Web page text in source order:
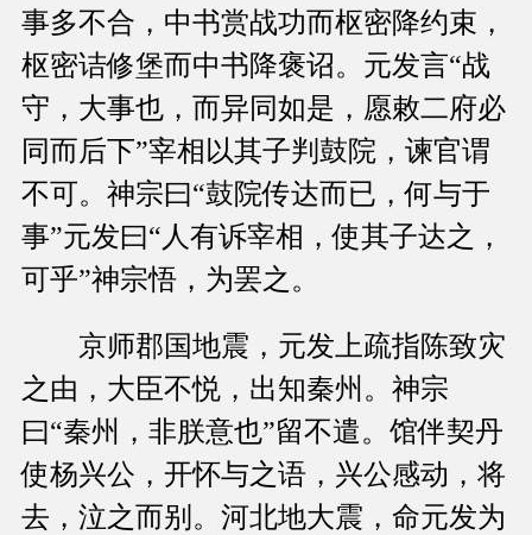
事多不合，中书赏战功而枢密降约束，
枢密诘修堡而中书降褒诏。元发言“战
守，大事也，而异同如是，愿敕二府必
同而后下”宰相以其子判鼓院，谏官谓
不可。神宗曰“鼓院传达而已，何与于
事”元发曰“人有诉宰相，使其子达之，
可乎”神宗悟，为罢之。
京师郡国地震，元发上疏指陈致灾
之由，大臣不悦，出知秦州。神宗
曰“秦州，非朕意也”留不遣。馆伴契丹
使杨兴公，开怀与之语，兴公感动，将
去，泣之而别。河北地大震，命元发为